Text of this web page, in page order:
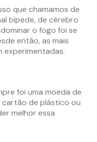
que chamamos de
bípede, de cérebro
o fogo foi se
então, as mais
experimentadas.
foi uma moeda de
cartão de plástico ou
melhor essa